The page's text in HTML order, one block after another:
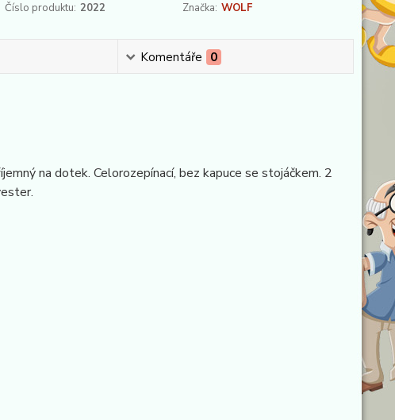
Číslo produktu: 2022 Značka: WOLF
Komentáře 0
na dotek. Celorozepínací, bez kapuce se stojáčkem. 2